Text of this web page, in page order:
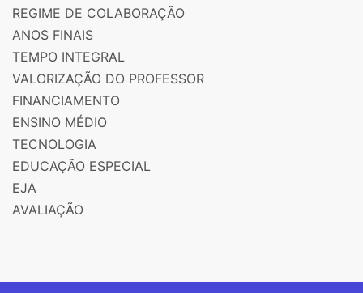
REGIME DE COLABORAÇÃO
ANOS FINAIS
TEMPO INTEGRAL
VALORIZAÇÃO DO PROFESSOR
FINANCIAMENTO
ENSINO MÉDIO
TECNOLOGIA
EDUCAÇÃO ESPECIAL
EJA
AVALIAÇÃO